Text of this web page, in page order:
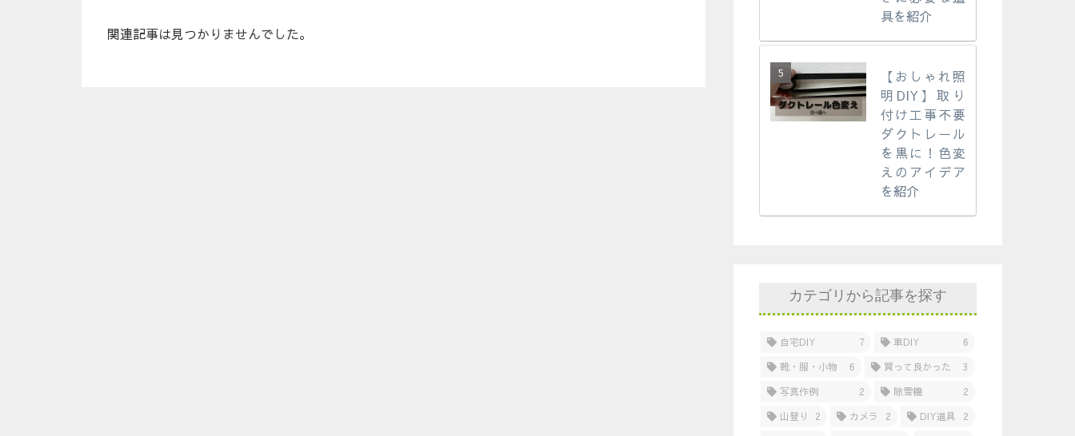
関連記事は見つかりませんでした。
具を紹介
【おしゃれ照
明DIY】取り
付け工事不要
ダクトレール
を黒に！色変
えのアイデア
を紹介
カテゴリから記事を探す
自宅DIY 7 車DIY
6
靴・服・小物
6 買って良かった
3
写真作例
2 除雪機
2
山登り
2 カメラ 2 DIY道具
2